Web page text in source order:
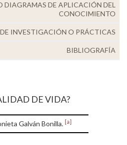
DIAGRAMAS DE APLICACIÓN DEL
CONOCIMIENTO
DE INVESTIGACIÓN O PRÁCTICAS
BIBLIOGRAFÍA
DE VIDA?
Galván Bonilla. [a]